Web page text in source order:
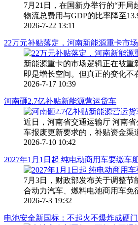
7月21日，在国新办举行的“开
物流总费用与GDP的比率降至
2026-7-22 13:11
22万元补贴落定，河南新能源重卡市
新能源重卡的市场逻辑正在被重
即是增长空间。但真正的变化不
2026-7-17 10:39
河南砸2.7亿补贴新能源营运货车
近日，河南省交通运输厅 河南
车报废更新要求的，补贴资金渠
2026-7-10 10:42
2027年1月1日起 纯电动商用车要缴车
7月3日，财政部发布关于调整
合动力汽车、燃料电池商用车免
2026-7-3 19:32
电池安全新国标：不起火不爆炸成硬